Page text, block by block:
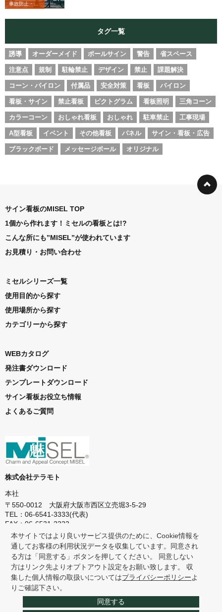
事故防止・業務改善
タグ一覧
誘導 オーダーメイド ポールサイン 警告 省スペース
注意点 規制 駐輪禁止 デザイン 禁止 課題解決
コーン・パイロン 付属品 安全対策 看板 パイロン
看板・サイン 禁止看板 ピクトグラム 看板照明 三角コーン
カラーコーン おしゃれ看板 おしゃれ 駐車禁止 工事現場
A型看板 イベント その他看板 パネル サイン・看板・広告
ブラックボード メッセージポール オリジナル
本サイトではより良いサービス提供のために、Cookie情報を
通してお客様の利用状況データを収集しています。同意され
る方は「同意する」ボタンを押してください。 同意しない
方はリンク先よりオプトアウト設定をお願い致します。 収
集した個人情報の取扱いについてはプライバシーポリシーよ
りご確認下さい。
同意する
サイン看板のMISEL TOP
1個から作れます！ミセルの看板とは!?
こんな所にも”MISEL”が使われています
お見積り・お問い合わせ
ミセルシリーズ一覧
使用目的から探す
使用場所から探す
カテゴリーから探す
WEBカタログ
発注書ダウンロード
テンプレートダウンロード
サイン看板お役立ち情報
よくあるご質問
株式会社テラモト
本社
〒550-0012 大阪府大阪市西区立売堀3-5-29
TEL：06-6541-3333(代表)
FAX：06-6531-2323
東京本社
〒272-0142 千葉県市川市欠真間1-8-23
TEL：047-358-1151(代表)
FAX：047-358-7658
会社概要 プライバシーポリシー